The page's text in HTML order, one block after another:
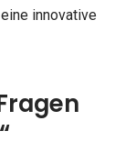
innovative